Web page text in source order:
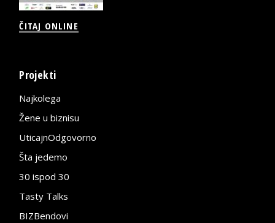
ČITAJ ONLINE
Projekti
Najkolega
Žene u biznisu
UticajnOdgovorno
Šta jedemo
30 ispod 30
Tasty Talks
BIZBendovi